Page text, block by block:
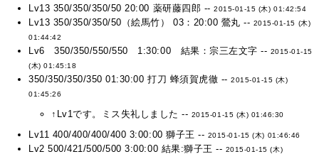
Lv13 350/350/350/50 20:00 薬研藤四郎 --2015-01-15 (木) 01:42:54
Lv13 350/350/350/50（絵馬竹） 03：20:00 鶯丸 -- 2015-01-15 (木)
01:44:42
Lv6 350/350/550/550 1:30:00 結果：宗三左文字 -- 2015-01-15
(木) 01:45:18
350/350/350/350 01:30:00 打刀 蜂須賀虎徹 --2015-01-15 (木)
01:45:26
↑Lv1です。ミス失礼しました -- 2015-01-15 (木) 01:46:30
Lv11 400/400/400/400 3:00:00 獅子王 -- 2015-01-15 (木) 01:46:46
Lv2 500/421/500/500 3:00:00 結果:獅子王 -- 2015-01-15 (木)